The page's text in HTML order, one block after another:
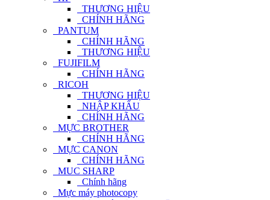
THƯƠNG HIỆU
CHÍNH HÃNG
PANTUM
CHÍNH HÃNG
THƯƠNG HIỆU
FUJIFILM
CHÍNH HÃNG
RICOH
THƯƠNG HIỆU
NHẬP KHẨU
CHÍNH HÃNG
MỰC BROTHER
CHÍNH HÃNG
MỰC CANON
CHÍNH HÃNG
MUC SHARP
Chính hãng
Mực máy photocopy